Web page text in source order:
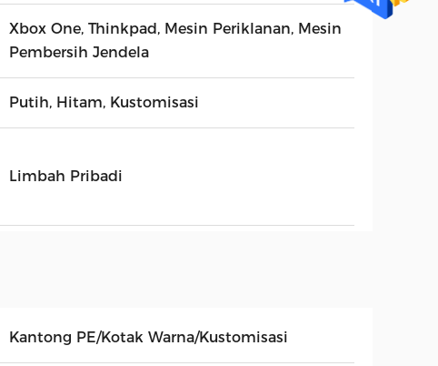
Xbox One, Thinkpad, Mesin Periklanan, Mesin
Pembersih Jendela
Putih, Hitam, Kustomisasi
Limbah Pribadi
Kantong PE/Kotak Warna/Kustomisasi